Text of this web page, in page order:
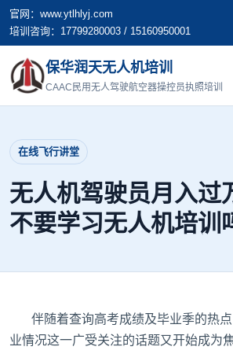
官网：www.ytlhlyj.com
培训咨询：17799280003 / 15160950001
保华润天无人机培训
CAAC民用无人驾驶航空器操控员执照培训
在线飞行讲堂
无人机驾驶员月入过
不要学习无人机培训
伴随着查询高考成绩及毕业季的热点
业情况这一广受关注的话题又开始成为